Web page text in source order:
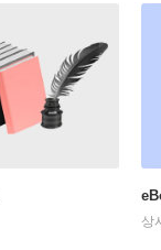
상